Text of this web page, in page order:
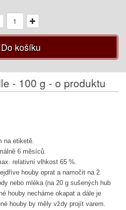
košíku
- 100 g - o produktu
na etiketě.
6 měsíců.
relativní vlhkost 65 %.
houby oprat a namočit na 2
nebo mléka (na 20 g sušených hub
houby necháme okapat a dále je
houby by měly vždy projít varem.